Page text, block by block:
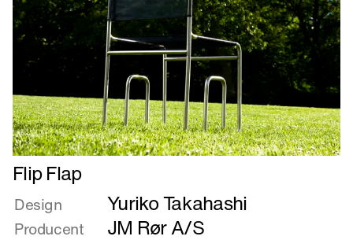
Læs
mere
om
Flip
Flap
Flip Flap
Design Yuriko Takahashi
Producent JM Rør A/S